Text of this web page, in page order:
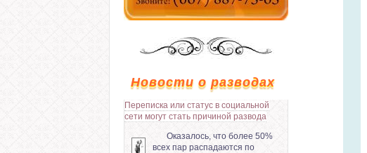
Новости о разводах
Переписка или статус в социальной
сети могут стать причиной развода
Оказалось, что более 50%
всех пар распадаются по